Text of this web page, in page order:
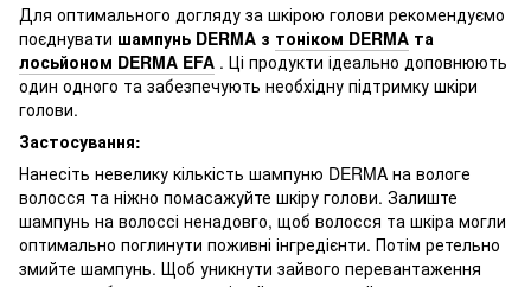
Для оптимального догляду за шкірою голови рекомендуємо
поєднувати шампунь DERMA з тоніком DERMA та
лосьйоном DERMA EFA . Ці продукти ідеально доповнюють
один одного та забезпечують необхідну підтримку шкіри
голови.
Застосування:
Нанесіть невелику кількість шампуню DERMA на вологе
волосся та ніжно помасажуйте шкіру голови. Залиште
шампунь на волоссі ненадовго, щоб волосся та шкіра могли
оптимально поглинути поживні інгредієнти. Потім ретельно
змийте шампунь. Щоб уникнути зайвого перевантаження